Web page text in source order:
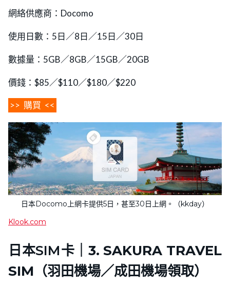
網絡供應商：Docomo
使用日數：5日／8日／15日／30日
數據量：5GB／8GB／15GB／20GB
價錢：$85／$110／$180／$220
>> 購買 <<
日本Docomo上網卡提供5日，甚至30日上網。（kkday）
Klook.com
日本SIM卡｜ 3. SAKURA TRAVEL
SIM（羽田機場／成田機場領取）